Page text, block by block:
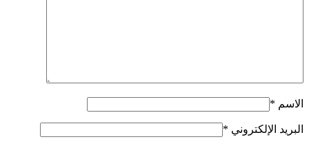
الاسم *
البريد الإلكتروني *